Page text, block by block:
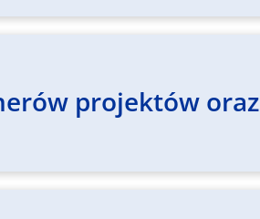
projektów oraz